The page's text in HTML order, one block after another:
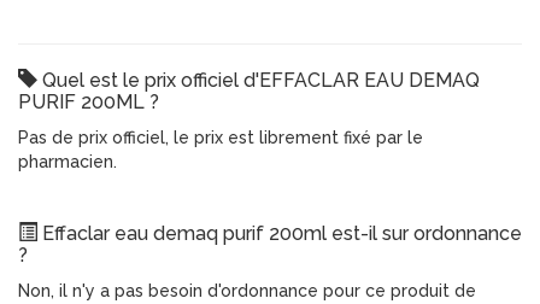
Quel est le prix officiel d'EFFACLAR EAU DEMAQ
PURIF 200ML ?
Pas de prix officiel, le prix est librement fixé par le
pharmacien.
Effaclar eau demaq purif 200ml est-il sur ordonnance
?
Non, il n'y a pas besoin d'ordonnance pour ce produit de